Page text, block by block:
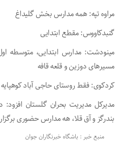
مراوه تپه: همه مدارس بخش گلیداغ
گنبدکاووس: مقطع ابتدایی
مینودشت: مدارس ابتدایی، متوسطه
مسیر‌های دوزین و قلعه قافه
کردکوی: فقط روستای حاجی آباد کوهپایه
مدیرکل مدیریت بحران گلستان
بندرگز و آق قلا، هه مدارس حضوری
منبع خبر : باشگاه خبرنگاران جوان